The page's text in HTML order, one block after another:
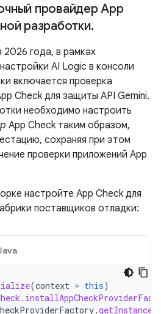
провайдер App
разработки.
2026 года, в рамках
AI Logic в консоли
включается проверка
Check для защиты API Gemini.
необходимо настроить
App Check таким образом,
сохраняя при этом
проверки приложений App
настройте App Check для
поставщиков отладки:
(context = this)
.
.getInstance